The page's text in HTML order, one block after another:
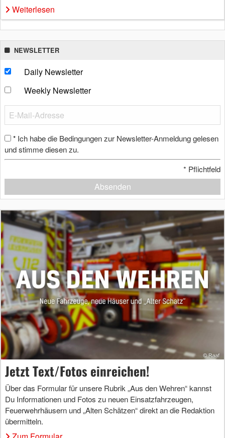
Weiterlesen
NEWSLETTER
Daily Newsletter
Weekly Newsletter
* Ich habe die Bedingungen zur Newsletter-Anmeldung gelesen
und stimme diesen zu.
* Pflichtfeld
Absenden
Jetzt Text/Fotos einreichen!
Über das Formular für unsere Rubrik „Aus den Wehren“ kannst
Du Informationen und Fotos zu neuen Einsatzfahrzeugen,
Feuerwehrhäusern und „Alten Schätzen“ direkt an die Redaktion
übermitteln.